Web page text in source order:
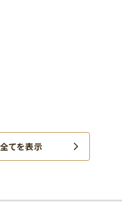
てを表示